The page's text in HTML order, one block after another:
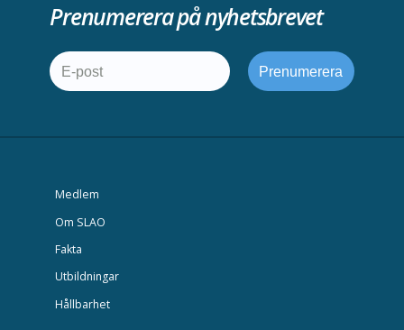
Prenumerera på nyhetsbrevet
Medlem
Om SLAO
Fakta
Utbildningar
Hållbarhet